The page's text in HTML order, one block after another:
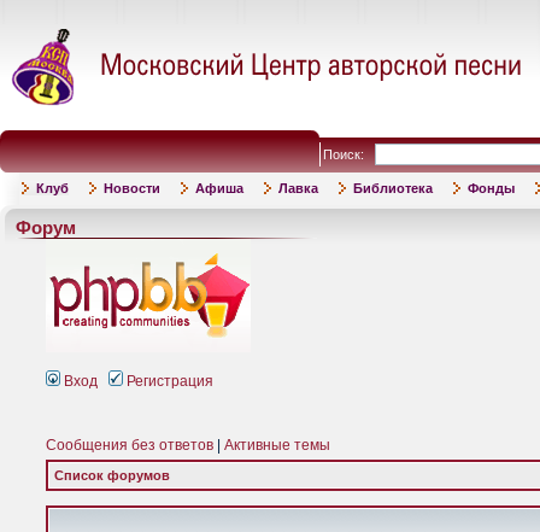
Поиск:
Клуб Новости Афиша Лавка Библиотека Фонды
Форум
Вход Регистрация
Сообщения без ответов Активные темы
Список форумов